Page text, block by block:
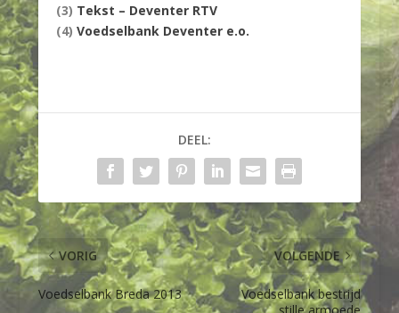
(3) Tekst – Deventer RTV
(4) Voedselbank Deventer e.o.
DEEL:
VORIG
Voedselbank Breda 2013
VOLGENDE
Voedselbank bestrijd